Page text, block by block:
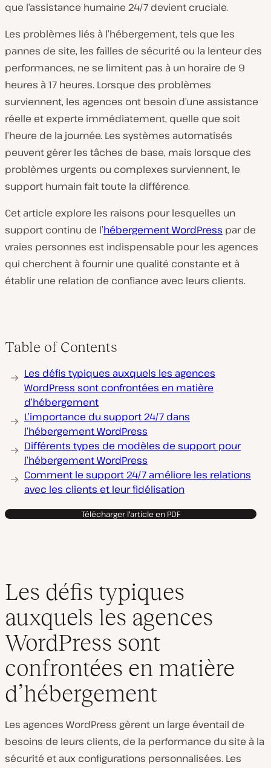
que l’assistance humaine 24/7 devient cruciale.
Les problèmes liés à l’hébergement, tels que les
pannes de site, les failles de sécurité ou la lenteur des
performances, ne se limitent pas à un horaire de 9
heures à 17 heures. Lorsque des problèmes
surviennent, les agences ont besoin d’une assistance
réelle et experte immédiatement, quelle que soit
l’heure de la journée. Les systèmes automatisés
peuvent gérer les tâches de base, mais lorsque des
problèmes urgents ou complexes surviennent, le
support humain fait toute la différence.
Cet article explore les raisons pour lesquelles un
support continu de l’hébergement WordPress par de
vraies personnes est indispensable pour les agences
qui cherchent à fournir une qualité constante et à
établir une relation de confiance avec leurs clients.
Table of Contents
Les défis typiques auxquels les agences
WordPress sont confrontées en matière
d’hébergement
L’importance du support 24/7 dans
l’hébergement WordPress
Différents types de modèles de support pour
l’hébergement WordPress
Comment le support 24/7 améliore les relations
avec les clients et leur fidélisation
Télécharger l'article en PDF
Les défis typiques
auxquels les agences
WordPress sont
confrontées en matière
d’hébergement
Les agences WordPress gèrent un large éventail de
besoins de leurs clients, de la performance du site à la
sécurité et aux configurations personnalisées. Les